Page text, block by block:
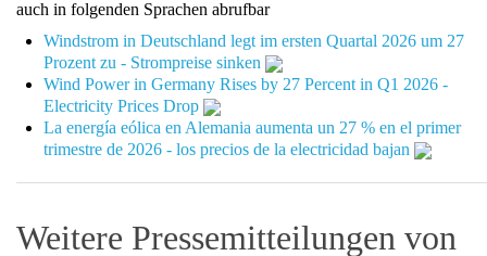
auch in folgenden Sprachen abrufbar
Windstrom in Deutschland legt im ersten Quartal 2026 um 27
Prozent zu - Strompreise sinken
Wind Power in Germany Rises by 27 Percent in Q1 2026 -
Electricity Prices Drop
La energía eólica en Alemania aumenta un 27 % en el primer
trimestre de 2026 - los precios de la electricidad bajan
Weitere Pressemitteilungen von